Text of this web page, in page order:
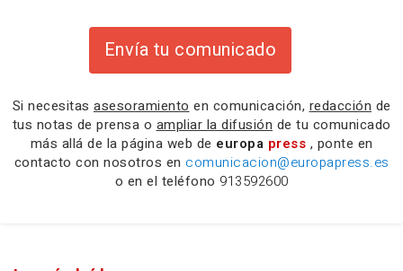
Envía tu comunicado
Si necesitas asesoramiento en comunicación, redacción de
tus notas de prensa o ampliar la difusión de tu comunicado
más allá de la página web de europa press , ponte en
contacto con nosotros en comunicacion@europapress.es
o en el teléfono 913592600